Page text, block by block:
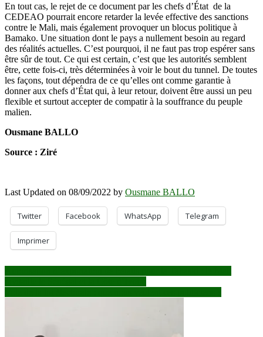
En tout cas, le rejet de ce document par les chefs d’État de la
CEDEAO pourrait encore retarder la levée effective des sanctions
contre le Mali, mais également provoquer un blocus politique à
Bamako. Une situation dont le pays a nullement besoin au regard
des réalités actuelles. C’est pourquoi, il ne faut pas trop espérer sans
être sûr de tout. Ce qui est certain, c’est que les autorités semblent
être, cette fois-ci, très déterminées à voir le bout du tunnel. De toutes
les façons, tout dépendra de ce qu’elles ont comme garantie à
donner aux chefs d’État qui, à leur retour, doivent être aussi un peu
flexible et surtout accepter de compatir à la souffrance du peuple
malien.
Ousmane BALLO
Source : Ziré
Last Updated on 08/09/2022 by Ousmane BALLO
Twitter Facebook WhatsApp Telegram
Imprimer
Navigation
de